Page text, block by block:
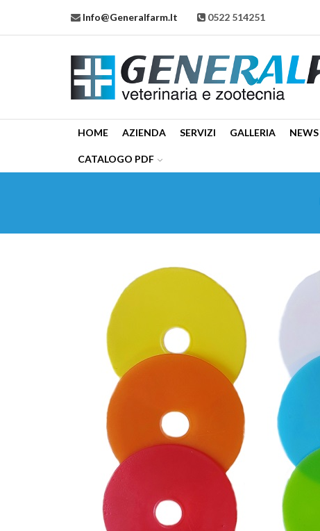
Info@generalfarm.it 0522 514251
HOME AZIENDA SERVIZI GALLERIA NEWS
CATALOGO PDF